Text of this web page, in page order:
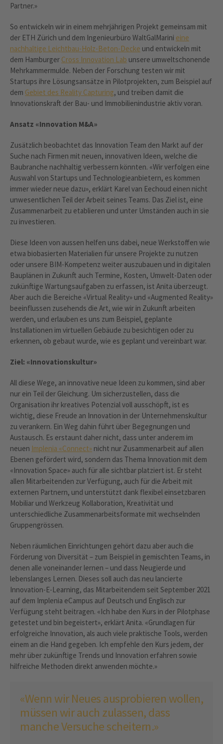
Partner.»
So entwickeln wir in einem mehrjährigen Projekt gemeinsam mit
der ETH Zürich und dem Ingenieurbüro WaltGalMarini eine
nachhaltige Leichtbau-Holz-Beton-Decke und entwickeln mit
dem Hamburger Cross Innovation Lab unsere umweltschonende
Mehrkammermulde. Neben der Forschung testen wir mit
Startups ihre Lösungsansätze in Pilotprojekten, zum Beispiel auf
dem Gebiet des Reality Capturing, und treiben damit die
Innovationskraft der Bau- und Immobilienindustrie aktiv voran.
Ansatz «Innovation M&A»
Zusätzlich beobachtet das Innovation Team den Markt auf der
Suche nach Firmen mit neuen, innovativen Ideen, welche die
Baubranche nachhaltig verbessern könnten. «Wir verfolgen eine
Auswahl von Startups und Technologieanbietern, es kommen
immer wieder neue dazu», erklärt Karel van Eechoud einen nicht
unwesentlichen Teil der Arbeit seines Teams. Das Ziel ist, eine
Zusammenarbeit zu etablieren und unter Umständen auch in sie
zu investieren.
Diese Ideen von aussen helfen uns dabei, neue Werkstoffen wie
etwa biobasierten Materialien für unsere Projekte zu nutzen
oder unsere BIM-Kompetenz weiter auszubauen und in digitalen
Bauplänen in Zukunft auch Termine, Kosten, Umwelt-Daten oder
zukünftige Wartungsaufgaben zu erfassen, ist Anita überzeugt.
Aber auch die Bereiche «Virtual Reality» und «Augmented Reality»
beeinflussen zusehends die Art, wie wir in Zukunft arbeiten
werden, und erlauben es uns zum Beispiel, geplante
Installationen im virtuellen Gebäude zu besichtigen oder zu
erkennen, ob gebaut wurde, wie es geplant und vereinbart war.
Ziel: «Innovationskultur»
All diese Wege, an innovative neue Ideen zu kommen, sind aber
nur ein Teil der Gleichung. Um sicherzustellen, dass die
Organisation ihr kreatives Potenzial voll ausschöpft, ist es
wichtig, diese Freude an Innovation in der Unternehmenskultur
zu verankern. Ein Weg dahin führt über Begegnungen und
Austausch. Es erstaunt daher nicht, dass unter anderem im
neuen Implenia «Connect» nicht nur Zusammenarbeit auf allen
Ebenen gefördert wird, sondern das Thema Innovation mit dem
«Innovation Space» auch für alle sichtbar platziert ist. Er steht
allen Mitarbeitenden zur Verfügung, auch für die Arbeit mit
externen Partnern, und unterstützt dank flexibel einsetzbaren
Mobiliar und Werkzeug Kollaboration, Kreativität und
unterschiedliche Zusammenarbeitsformate mit wechselnden
Gruppengrössen.
Neben räumlichen Einrichtungen gehört dazu aber auch die
Förderung von Diversität – zum Beispiel in gemischten Teams, in
denen alle voneinander lernen – und dass Neugierde und
lebenslanges Lernen. Dieses soll auch das neu lancierte
Innovation-E-Learning, das Mitarbeitendem seit September 2021
auf dem Implenia eCampus auf Deutsch und Englisch zur
Verfügung steht beitragen. «Ich habe den Kurs in der Pilotphase
getestet und bin begeistert», erklärt Anita. «Grundlagen für
erfolgreiche Innovation, als auch viele praktische Tools, werden
einem an die Hand gegeben. Ich empfehle den Kurs jedem, der
mehr über zukünftige Trends und Innovation erfahren sowie
hilfreiche Methoden direkt anwenden möchte.»
«Wenn wir Neues ausprobieren wollen,
müssen wir auch zulassen, dass
manche Versuche scheitern.»